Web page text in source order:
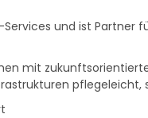
und ist Partner
mit